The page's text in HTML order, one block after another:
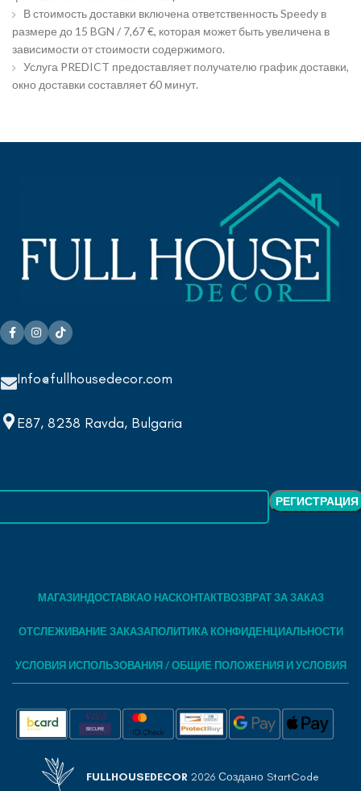
В стоимость доставки включена ответственность Speedy в
размере до 15 BGN / 7,67 €, которая может быть увеличена в
зависимости от стоимости содержимого.
Услуга PREDICT предоставляет получателю график доставки,
окно доставки составляет 60 минут.
Info@fullhousedecor.com
E87, 8238 Ravda, Bulgaria
МАГАЗИНДОСТАВКАО НАСКОНТАКТВОЗВРАТ ЗА ЗАКАЗ
ОТСЛЕЖИВАНИЕ ЗАКАЗАПОЛИТИКА КОНФИДЕНЦИАЛЬНОСТИ
УСЛОВИЯ ИСПОЛЬЗОВАНИЯ / ОБЩИЕ ПОЛОЖЕНИЯ И УСЛОВИЯ
FULLHOUSEDECOR 2026 Создано StartCode